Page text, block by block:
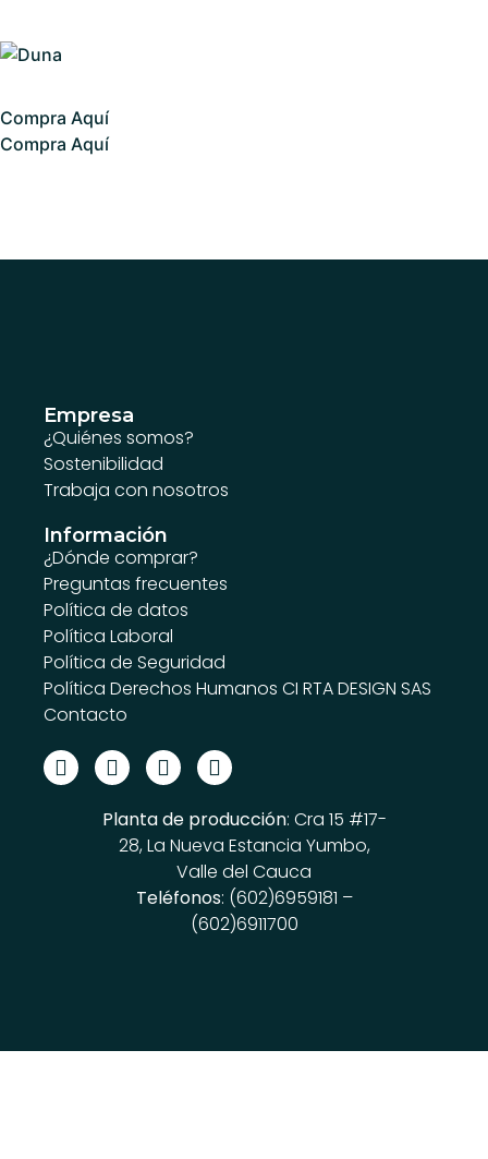
Compra Aquí
Compra Aquí
Empresa
¿Quiénes somos?
Sostenibilidad
Trabaja con nosotros
Información
¿Dónde comprar?
Preguntas frecuentes
Política de datos
Política Laboral
Política de Seguridad
Política Derechos Humanos CI RTA DESIGN SAS
Contacto
Planta de producción: Cra 15 #17-
28, La Nueva Estancia Yumbo,
Valle del Cauca
Teléfonos: (602)6959181 –
(602)6911700